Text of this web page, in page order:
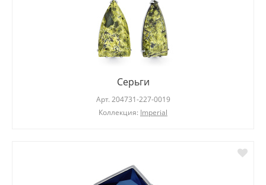
Серьги
Арт. 204731-227-0019
Коллекция: Imperial